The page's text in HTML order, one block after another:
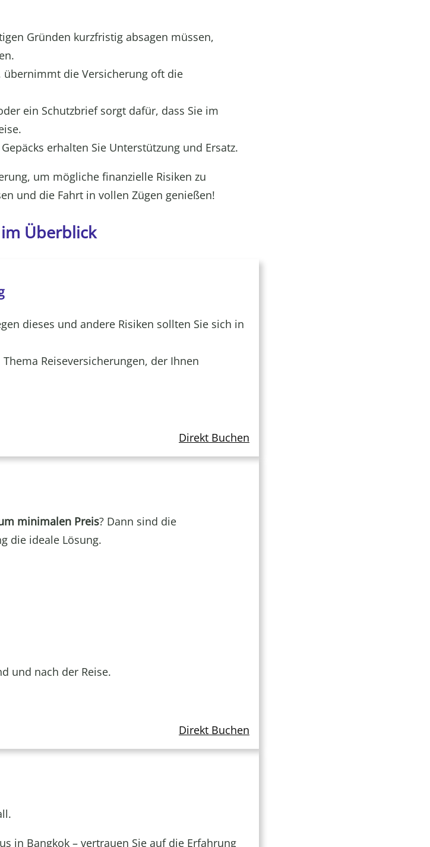
Gründen kurzfristig absagen müssen,
übernimmt die Versicherung oft die
ein Schutzbrief sorgt dafür, dass Sie im
erhalten Sie Unterstützung und Ersatz.
um mögliche finanzielle Risiken zu
und die Fahrt in vollen Zügen genießen!
Überblick
dieses und andere Risiken sollten Sie sich in
Reiseversicherungen, der Ihnen
Direkt Buchen
minimalen Preis? Dann sind die
die ideale Lösung.
und nach der Reise.
Direkt Buchen
in Bangkok – vertrauen Sie auf die Erfahrung